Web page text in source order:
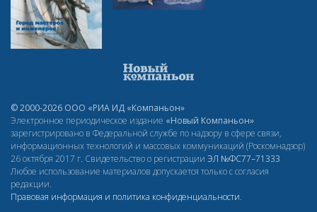
© 2000-2026 ООО «РИА ИД «Компаньон»
Электронное периодическое издание «Новый Компаньон»
зарегистрировано в Федеральной службе по надзору в сфере связи,
информационных технологий и массовых коммуникаций (Роскомнадзор)
26 октября 2017 г. Свидетельство о регистрации ЭЛ №ФС77–71333
Любое использование материалов допускается только с согласия
редакции.
Правовая информация и политика конфиденциальности.